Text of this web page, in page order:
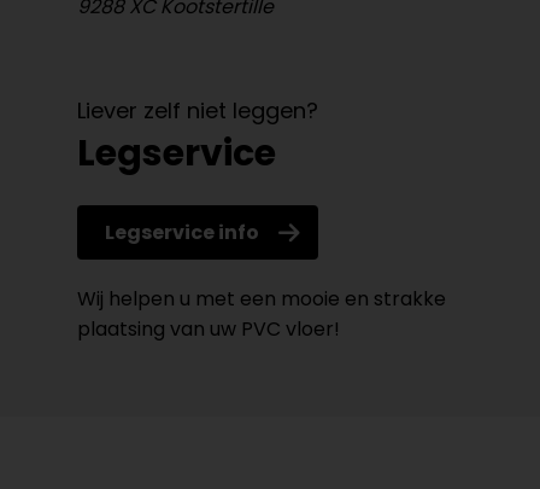
9288 XC Kootstertille
Liever zelf niet leggen?
Legservice
Legservice info
Wij helpen u met een mooie en strakke
plaatsing van uw PVC vloer!